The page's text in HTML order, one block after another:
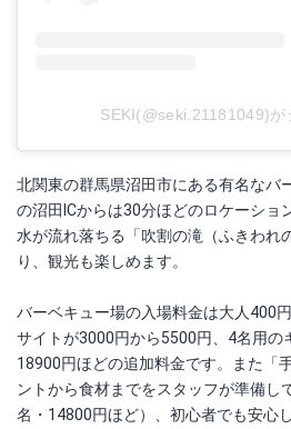
SEKI(@seki.21181049)が
北関東の群馬県沼田市にある有名なバ
の沼田ICからは30分ほどのロケーショ
水が流れ落ちる「吹割の滝（ふきわれ
り、観光も楽しめます。
バーベキュー場の入場料金は大人400
サイトが3000円から5500円、4名用の
18900円ほどの追加料金です。また「
ントから食材までをスタッフが準備し
名・14800円ほど）、初心者でも安心